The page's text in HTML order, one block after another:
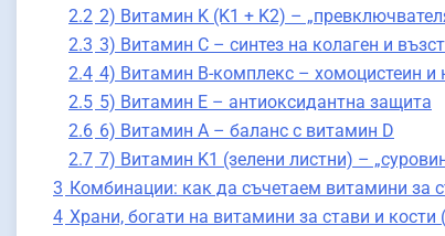
2.2 2) Витамин K (K1 + K2) –
2.3 3) Витамин C – синтез на колаген и
2.4 4) Витамин B-комплекс – хомоцистеин и
2.5 5) Витамин Е – антиоксидантна защита
2.6 6) Витамин А – баланс с витамин D
2.7 7) Витамин K1 (зелени листни) –
3 Комбинации: как да съчетаем витамини за
4 Храни, богати на витамини за стави и